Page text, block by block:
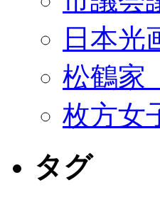
日本光
松鶴
枚方女
タグ